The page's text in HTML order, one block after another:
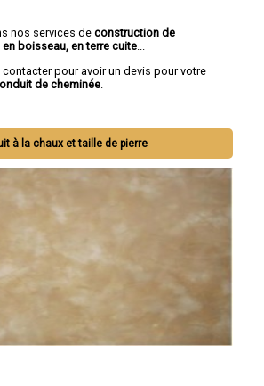
nos services de construction de
boisseau, en terre cuite
pour avoir un devis pour votre
de cheminée
à la chaux et taille de pierre